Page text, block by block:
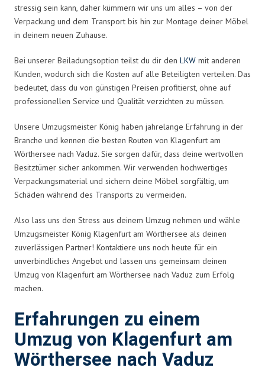
stressig sein kann, daher kümmern wir uns um alles – von der
Verpackung und dem Transport bis hin zur Montage deiner Möbel
in deinem neuen Zuhause.
Bei unserer Beiladungsoption teilst du dir den LKW mit anderen
Kunden, wodurch sich die Kosten auf alle Beteiligten verteilen. Das
bedeutet, dass du von günstigen Preisen profitierst, ohne auf
professionellen Service und Qualität verzichten zu müssen.
Unsere Umzugsmeister König haben jahrelange Erfahrung in der
Branche und kennen die besten Routen von Klagenfurt am
Wörthersee nach Vaduz. Sie sorgen dafür, dass deine wertvollen
Besitztümer sicher ankommen. Wir verwenden hochwertiges
Verpackungsmaterial und sichern deine Möbel sorgfältig, um
Schäden während des Transports zu vermeiden.
Also lass uns den Stress aus deinem Umzug nehmen und wähle
Umzugsmeister König Klagenfurt am Wörthersee als deinen
zuverlässigen Partner! Kontaktiere uns noch heute für ein
unverbindliches Angebot und lassen uns gemeinsam deinen
Umzug von Klagenfurt am Wörthersee nach Vaduz zum Erfolg
machen.
Erfahrungen zu einem
Umzug von Klagenfurt am
Wörthersee nach Vaduz